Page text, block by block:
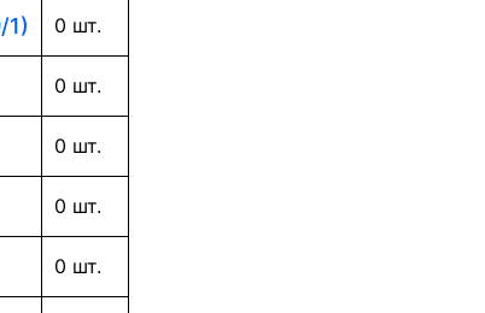
1) 0 шт.
0 шт.
0 шт.
0 шт.
0 шт.